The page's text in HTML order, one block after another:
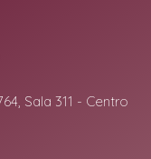
Sala 311 - Centro